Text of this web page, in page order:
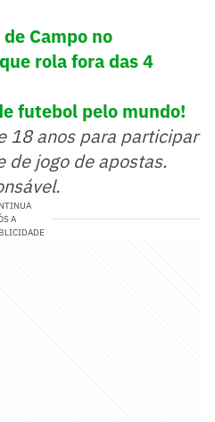
Campo no
rola fora das 4
futebol pelo mundo!
18 anos para participar
de jogo de apostas.
A